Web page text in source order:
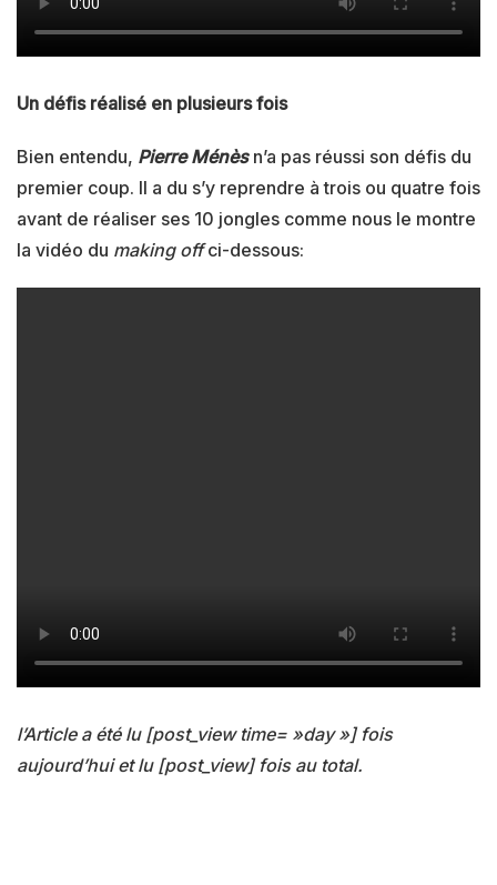
Un défis réalisé en plusieurs fois
Bien entendu, Pierre Ménèsn’a pas réussi son défis du
premier coup. Il a du s’y reprendre à trois ou quatre fois
avant de réaliser ses 10 jongles comme nous le montre
la vidéo du making offci-dessous:
l’Article a été lu [post_view time= »day »] fois
aujourd’hui et lu [post_view] fois au total.